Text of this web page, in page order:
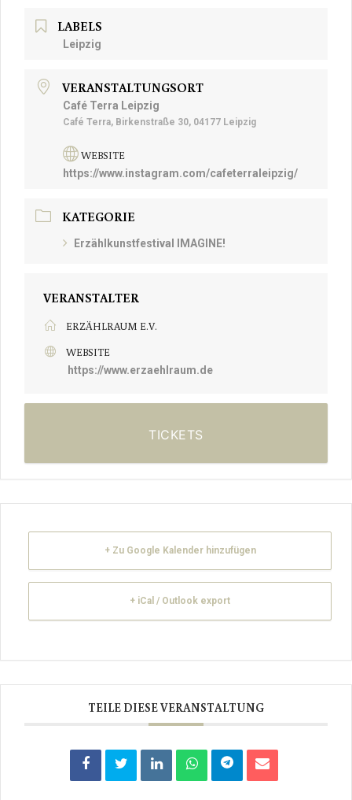
LABELS
Leipzig
VERANSTALTUNGSORT
Café Terra Leipzig
Café Terra, Birkenstraße 30, 04177 Leipzig
WEBSITE
https://www.instagram.com/cafeterraleipzig/
KATEGORIE
Erzählkunstfestival IMAGINE!
VERANSTALTER
ERZÄHLRAUM E.V.
WEBSITE
https://www.erzaehlraum.de
TICKETS
+ Zu Google Kalender hinzufügen
+ iCal / Outlook export
TEILE DIESE VERANSTALTUNG